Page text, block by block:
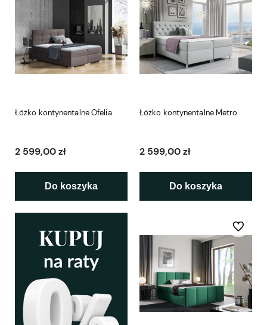
Łóżko kontynentalne Ofelia
2 599,00 zł
Do koszyka
Łóżko kontynentalne Metro
2 599,00 zł
Do koszyka
Do